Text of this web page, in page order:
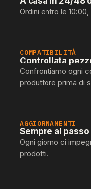
Ordini entro le
COMPATIBILITÀ
Controllata
Confrontiamo ogni
produttore prima di
AGGIORNAMENTI
Sempre al
Ogni giorno ci
prodotti.